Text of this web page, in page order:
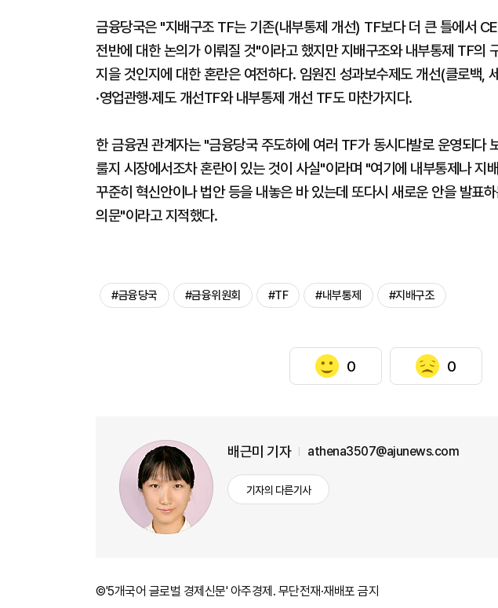
금융당국은 "지배구조 TF는 기존(내부통제 개선) TF보다 더 큰 틀에서
전반에 대한 논의가 이뤄질 것"이라고 했지만 지배구조와 내부통제 TF의
지을 것인지에 대한 혼란은 여전하다. 임원진 성과보수제도 개선(클로백,
·영업관행·제도 개선TF와 내부통제 개선 TF도 마찬가지다.
한 금융권 관계자는 "금융당국 주도하에 여러 TF가 동시다발로 운영되다
룰지 시장에서조차 혼란이 있는 것이 사실"이라며 "여기에 내부통제나 지
꾸준히 혁신안이나 법안 등을 내놓은 바 있는데 또다시 새로운 안을 발표
의문"이라고 지적했다.
#금융당국 #금융위원회 #TF #내부통제 #지배구조
0 0
배근미 기자 athena3507@ajunews.com
기자의 다른기사
©'5개국어 글로벌 경제신문' 아주경제. 무단전재·재배포 금지